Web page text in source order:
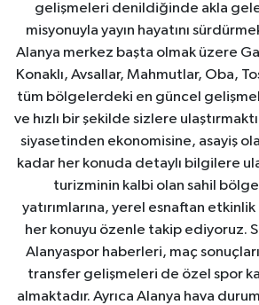
gelişmeleri denildiğinde akla
misyonuyla yayın hayatını
Alanya merkez başta olmak üzere
Konaklı, Avsallar, Mahmutlar, Oba,
tüm bölgelerdeki en güncel
ve hızlı bir şekilde sizlere
siyasetinden ekonomisine, asayiş
kadar her konuda detaylı bilgilere
turizminin kalbi olan sahil
yatırımlarına, yerel esnaftan
her konuyu özenle takip ediyoruz.
Alanyaspor haberleri, maç
transfer gelişmeleri de özel spor
almaktadır. Ayrıca Alanya hava